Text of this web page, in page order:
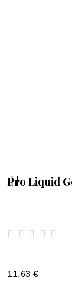
Pro Liquid
    
11,63 €